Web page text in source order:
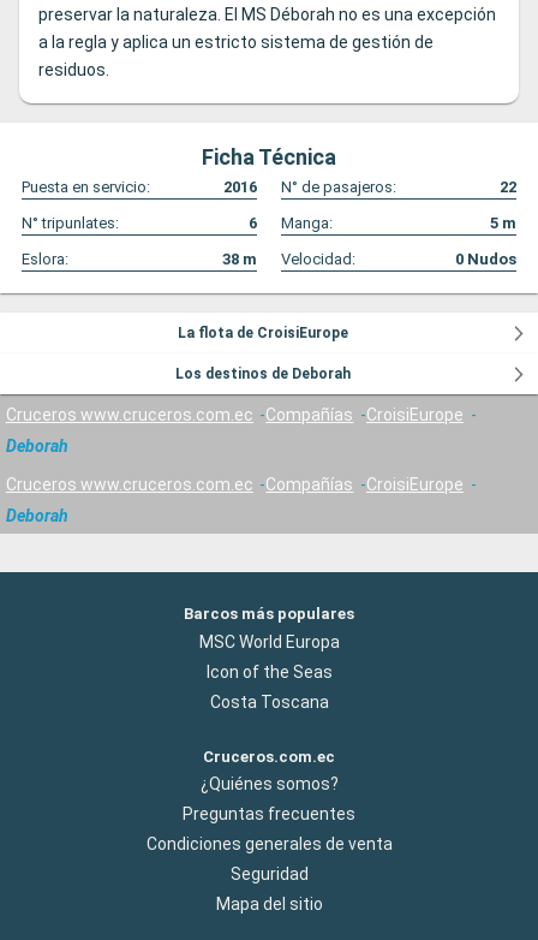
preservar la naturaleza. El MS Déborah no es una excepción
a la regla y aplica un estricto sistema de gestión de
residuos.
Ficha Técnica
Puesta en servicio: 2016 N° de pasajeros:
22
N° tripunlates:
6 Manga: 5 m
Eslora:
38 m Velocidad: 0 Nudos
La flota de CroisiEurope
Los destinos de Deborah
Cruceros www.cruceros.com.ec Compañías
CroisiEurope
Deborah
Cruceros www.cruceros.com.ec Compañías
CroisiEurope
Deborah
Barcos más populares
MSC World Europa
Icon of the Seas
Costa Toscana
Cruceros.com.ec
¿Quiénes somos?
Preguntas frecuentes
Condiciones generales de venta
Seguridad
Mapa del sitio